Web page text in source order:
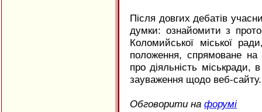
Після довгих дебатів
думки: ознайомити з
Коломийської міської
положення, спрямоване
про діяльність міськради,
зауваження щодо веб-сайту.
Обговорити на форумі